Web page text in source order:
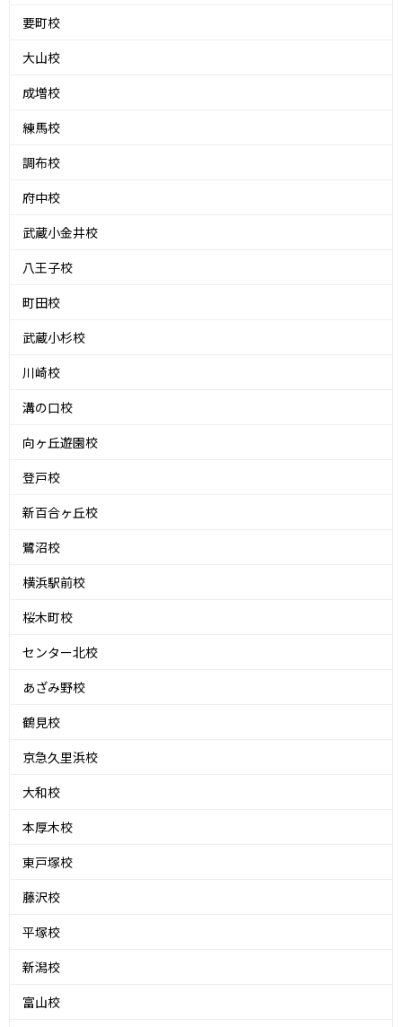
要町校
大山校
成増校
練馬校
調布校
府中校
武蔵小金井校
八王子校
町田校
武蔵小杉校
川崎校
溝の口校
向ヶ丘遊園校
登戸校
新百合ヶ丘校
鷺沼校
横浜駅前校
桜木町校
センター北校
あざみ野校
鶴見校
京急久里浜校
大和校
本厚木校
東戸塚校
藤沢校
平塚校
新潟校
富山校